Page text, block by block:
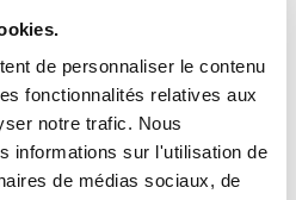
de personnaliser le contenu
fonctionnalités relatives aux
notre trafic. Nous
informations sur l'utilisation de
de médias sociaux, de
»)
et comportements des
à 12 h 00